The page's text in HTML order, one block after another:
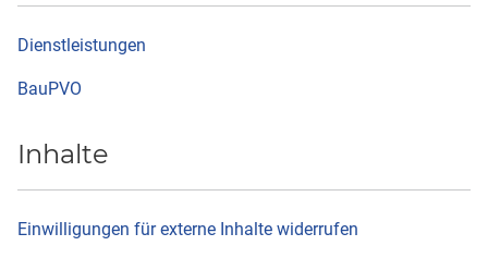
Dienstleistungen
BauPVO
Inhalte
Einwilligungen für externe Inhalte widerrufen